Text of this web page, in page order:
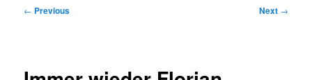
Post
← Previous Next →